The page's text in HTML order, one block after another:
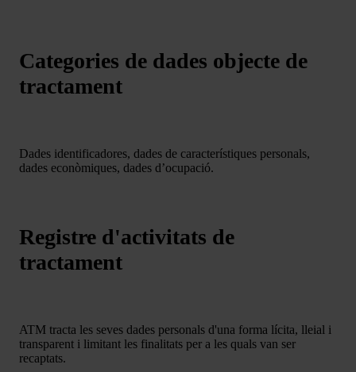
Categories de dades objecte de
tractament
Dades identificadores, dades de característiques personals,
dades econòmiques, dades d’ocupació.
Registre d'activitats de
tractament
ATM tracta les seves dades personals d'una forma lícita, lleial i
transparent i limitant les finalitats per a les quals van ser
recaptats.